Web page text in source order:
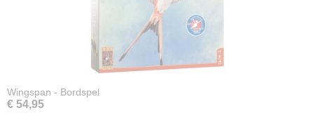
Wingspan - Bordspel
€ 54,95